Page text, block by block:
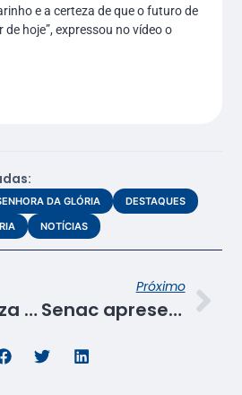
e a certeza de que o futuro de
hoje”, expressou no vídeo o
DA GLÓRIA
DESTAQUES
NOTÍCIAS
Senac realiza “Café com Aprendizagem”
Próximo
Senac apresenta portfólio de cursos em reunião do Conselho do Trabalho